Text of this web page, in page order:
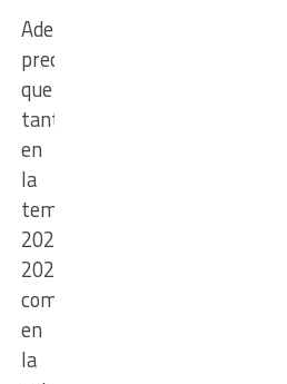
Además,
precisó
que
tanto
en
la
temporada
2024-
2025
como
en
la